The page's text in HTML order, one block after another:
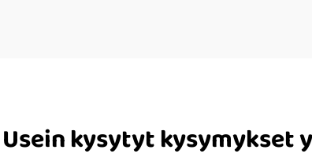
Usein kysytyt kysymykset